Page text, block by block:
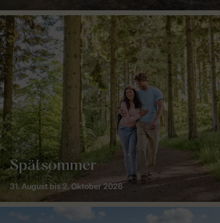
Spätsommer
31. August bis 2. Oktober 2026